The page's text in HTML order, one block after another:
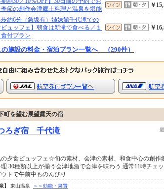
節の創作会津郷土料理と温泉を堪能
￥
歩約6分（急坂有）姉妹館千代滝での
ュッフェ】朝食は新滝で食べる／１
付プラン
￥
の施設の料金・宿泊プラン一覧へ （290件）
町を望む展望露天の宿
ろぎ宿 千代滝
の夕食ビュッフェ☆旬の素材、会津の素材、和食中心の創作
理 30種類以上が揃う会津地酒で会津を味わう 通常11時チェッ
ウトで午前中ものんびり
】 東山温泉 ＞＞効能・泉質